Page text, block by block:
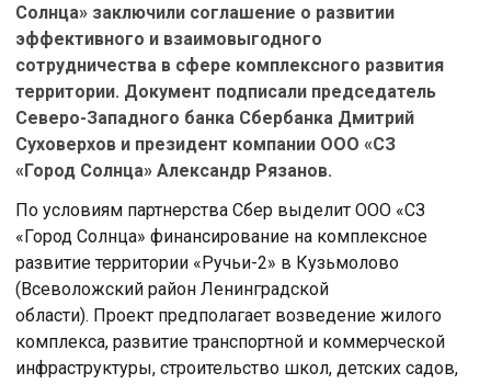
Солнца» заключили соглашение о развитии
эффективного и взаимовыгодного
сотрудничества в сфере комплексного развития
территории. Документ подписали председатель
Северо-Западного банка Сбербанка Дмитрий
Суховерхов и президент компании ООО «СЗ
«Город Солнца» Александр Рязанов.
По условиям партнерства Сбер выделит ООО «СЗ
«Город Солнца» финансирование на комплексное
развитие территории «Ручьи-2» в Кузьмолово
(Всеволожский район Ленинградской
области). Проект предполагает возведение жилого
комплекса, развитие транспортной и коммерческой
инфраструктуры, строительство школ, детских садов,